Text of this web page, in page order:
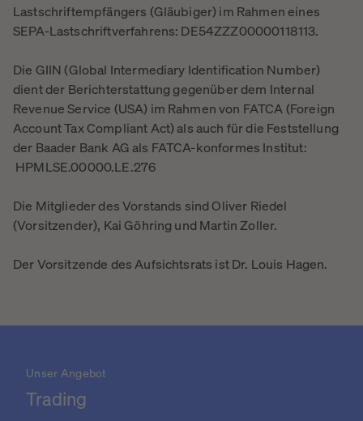
Lastschriftempfängers (Gläubiger) im Rahmen eines
SEPA-Lastschriftverfahrens: DE54ZZZ00000118113.
Die GIIN (Global Intermediary Identification Number)
dient der Berichterstattung gegenüber dem Internal
Revenue Service (USA) im Rahmen von FATCA (Foreign
Account Tax Compliant Act) als auch für die Feststellung
der Baader Bank AG als FATCA-konformes Institut:
HPMLSE.00000.LE.276
Die Mitglieder des Vorstands sind Oliver Riedel
(Vorsitzender), Kai Göhring und Martin Zoller.
Der Vorsitzende des Aufsichtsrats ist Dr. Louis Hagen.
Unser Angebot
Trading